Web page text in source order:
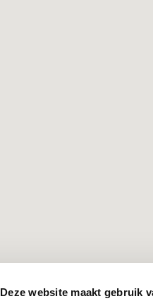
Deze website maakt gebruik